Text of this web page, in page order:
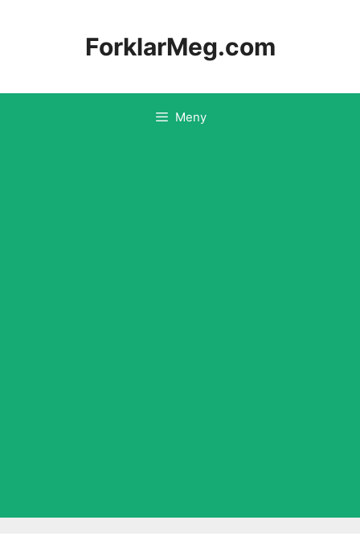
ForklarMeg.com
Meny